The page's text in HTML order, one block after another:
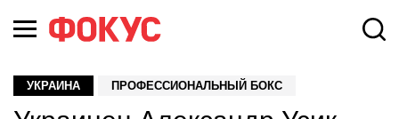
УКРАИНА ПРОФЕССИОНАЛЬНЫЙ БОКС